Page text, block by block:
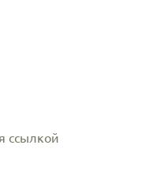
ссылкой